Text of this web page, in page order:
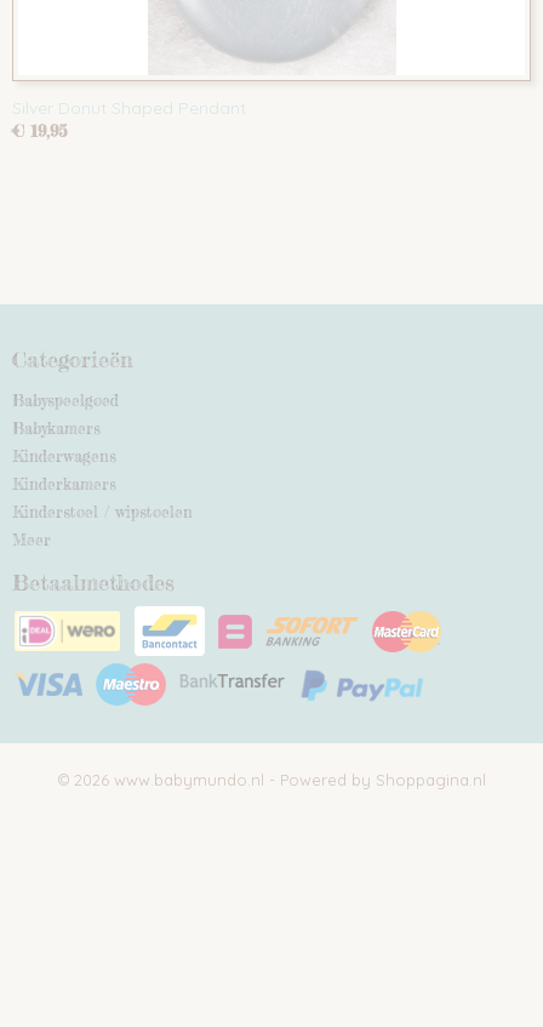
Silver Donut Shaped Pendant
€ 19,95
Categorieën
Babyspeelgoed
Babykamers
Kinderwagens
Kinderkamers
Kinderstoel / wipstoelen
Meer
Betaalmethodes
© 2026 www.babymundo.nl - Powered by Shoppagina.nl